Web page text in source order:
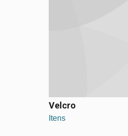
Velcro
Itens